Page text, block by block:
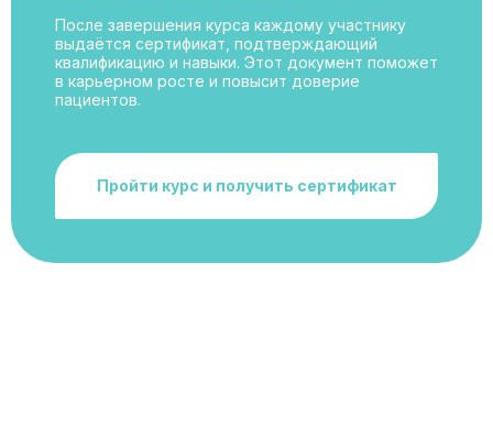
После завершения курса каждому участнику
выдаётся сертификат, подтверждающий
квалификацию и навыки. Этот документ поможет
в карьерном росте и повысит доверие
пациентов.
Пройти курс и получить сертификат